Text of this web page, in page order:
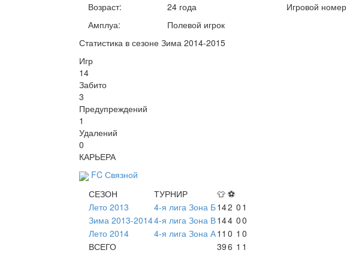
Возраст:
Амплуа:
24 года
Полевой игрок
Игровой номер
Статистика в сезоне Зима 2014-2015
Игр
14
Забито
3
Предупреждений
1
Удалений
0
КАРЬЕРА
FC Связной
СЕЗОН
ТУРНИР 👕 ⚽
Лето 2013
4-я лига Зона Б142 0 1
Зима 2013-20144-я лига Зона В144 00
Лето 2014
4-я лига Зона А11 0 1 0
ВСЕГО
396 1 1